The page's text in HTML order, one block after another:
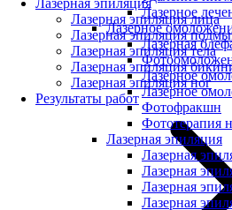
Лазерная эпиляция
Лазерная эпиляция лица
Лазерная эпиляция
Лазерная эпиляция тела
Лазерная эпиляция
Лазерная эпиляция ног
Результаты работ
Лазерное
Лазерное
Лазерная
Лазерное
Лазерное
Фотофракшн
Фототерапия
Лазерная эпиляция
Лазерная
Лазерная
Лазерная
Лазерная